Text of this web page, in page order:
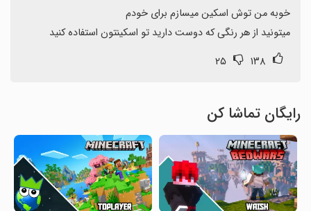
میتونید از هر رنگی که دوست دارید تو اسکینتون استفاده کنید
۱۳۸ ۲۵
رایگان تماشا کن